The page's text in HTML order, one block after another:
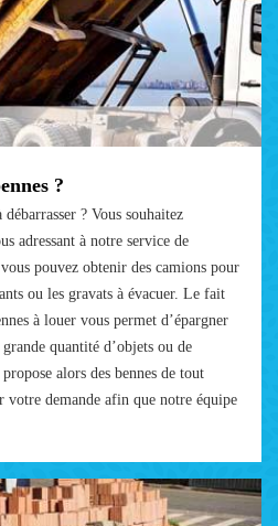
?
? Vous souhaitez
adressant à notre service de
pouvez obtenir des camions pour
ou les gravats à évacuer. Le fait
à louer vous permet d’épargner
quantité d’objets ou de
alors des bennes de tout
votre demande afin que notre équipe